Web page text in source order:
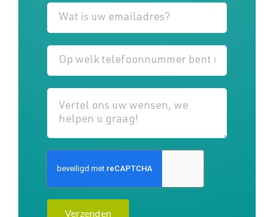
Verzenden